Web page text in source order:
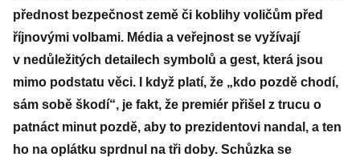
přednost bezpečnost země či koblihy voličům před
říjnovými volbami. Média a veřejnost se vyžívají
v nedůležitých detailech symbolů a gest, která jsou
mimo podstatu věci. I když platí, že „kdo pozdě chodí,
sám sobě škodí“, je fakt, že premiér přišel z trucu o
patnáct minut pozdě, aby to prezidentovi nandal, a ten
ho na oplátku sprdnul na tři doby. Schůzka se